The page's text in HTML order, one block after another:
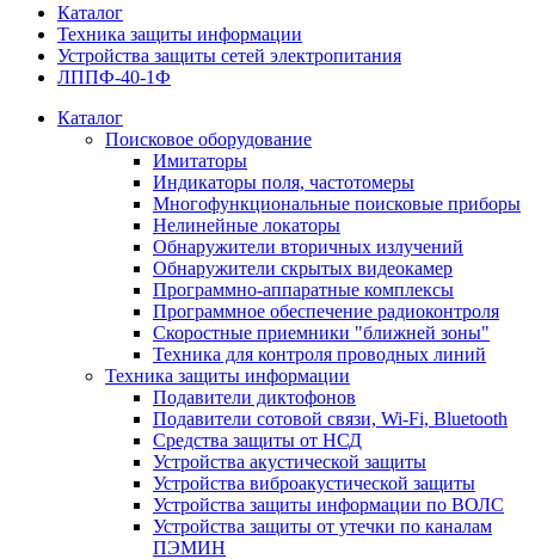
Каталог
Техника защиты информации
Устройства защиты сетей электропитания
ЛППФ-40-1Ф
Каталог
Поисковое оборудование
Имитаторы
Индикаторы поля, частотомеры
Многофункциональные поисковые приборы
Нелинейные локаторы
Обнаружители вторичных излучений
Обнаружители скрытых видеокамер
Программно-аппаратные комплексы
Программное обеспечение радиоконтроля
Скоростные приемники "ближней зоны"
Техника для контроля проводных линий
Техника защиты информации
Подавители диктофонов
Подавители сотовой связи, Wi-Fi, Bluetooth
Средства защиты от НСД
Устройства акустической защиты
Устройства виброакустической защиты
Устройства защиты информации по ВОЛС
Устройства защиты от утечки по каналам
ПЭМИН